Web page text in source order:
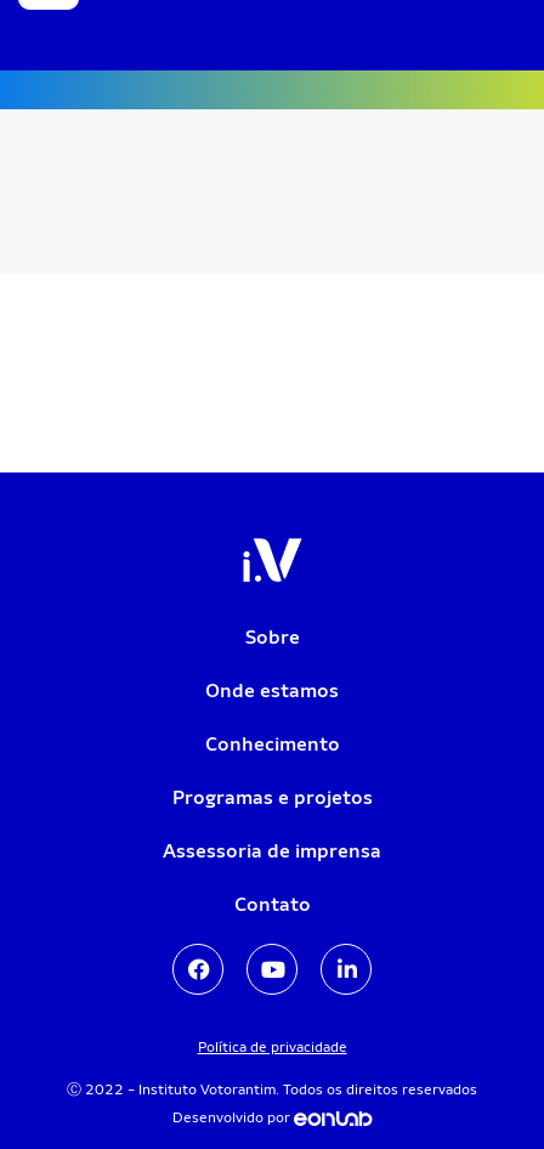
Sobre
Onde estamos
Conhecimento
Programas e projetos
Assessoria de imprensa
Contato
Ⓒ 2022 - Instituto Votorantim. Todos os direitos reservados
Desenvolvido por
Política de privacidade